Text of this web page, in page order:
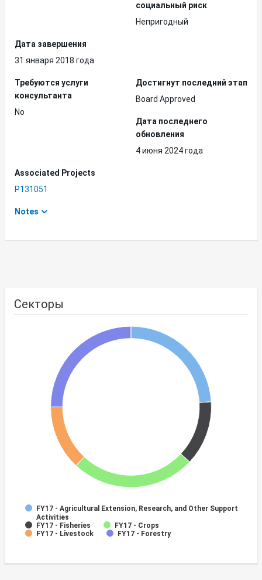
социальный риск
Непригодный
Дата завершения
31 января 2018 года
Требуются услуги
консультанта
No
Достигнут последний этап
Board Approved
Дата последнего
обновления
4 июня 2024 года
Associated Projects
P131051
Notes
Секторы
FY17 - Agricultural Extension, Research, and Other Support
Activities
FY17 - Fisheries
FY17 - Crops
FY17 - Livestock
FY17 - Forestry